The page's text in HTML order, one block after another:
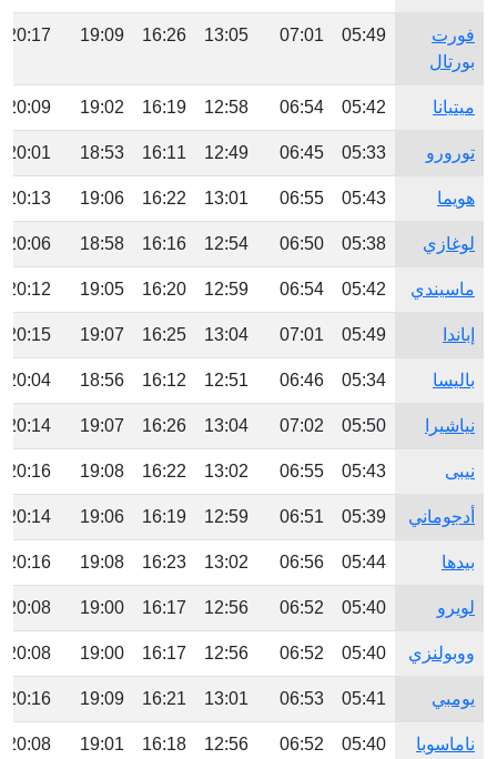
فورت
بورتال
05:49
07:01
13:05
16:26
19:09
20:17
ميتيانا 05:42
06:54
12:58
16:19
19:02
20:09
تورورو 05:33
06:45
12:49
16:11
18:53
20:01
هويما 05:43
06:55
13:01
16:22
19:06
20:13
لوغازي 05:38
06:50
12:54
16:16
18:58
20:06
ماسيندي 05:42
06:54
12:59
16:20
19:05
20:12
إباندا 05:49
07:01
13:04
16:25
19:07
20:15
باليسا 05:34
06:46
12:51
16:12
18:56
20:04
نياشيرا 05:50
07:02
13:04
16:26
19:07
20:14
نيبى 05:43
06:55
13:02
16:22
19:08
20:16
أدجوماني 05:39
06:51
12:59
16:19
19:06
20:14
بيدها 05:44
06:56
13:02
16:23
19:08
20:16
لويرو 05:40
06:52
12:56
16:17
19:00
20:08
ووبولنزي 05:40
06:52
12:56
16:17
19:00
20:08
يومبي 05:41
06:53
13:01
16:21
19:09
20:16
ناماسوبا 05:40
06:52
12:56
16:18
19:01
20:08